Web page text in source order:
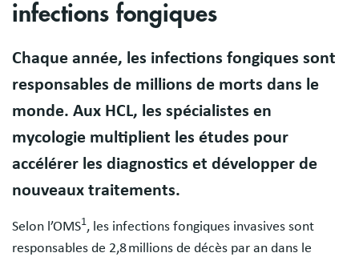
infections fongiques
Chaque année, les infections fongiques sont
responsables de millions de morts dans le
monde. Aux HCL, les spécialistes en
mycologie multiplient les études pour
accélérer les diagnostics et développer de
nouveaux traitements.
Selon l’OMS1, les infections fongiques invasives sont
responsables de 2,8 millions de décès par an dans le